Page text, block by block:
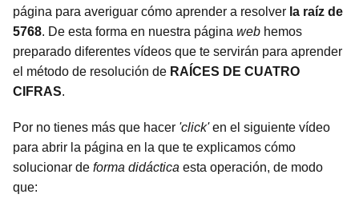
página para averiguar cómo aprender a resolver la raíz de
5768. De esta forma en nuestra página web hemos
preparado diferentes vídeos que te servirán para aprender
el método de resolución de RAÍCES DE CUATRO
CIFRAS.
Por no tienes más que hacer 'click'en el siguiente vídeo
para abrir la página en la que te explicamos cómo
solucionar de forma didáctica esta operación, de modo
que: